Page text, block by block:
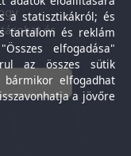
és
a statisztikákról; és
tartalom és reklám
elfogadása"
az összes sütik
bármikor elfogadhat
a jövőre